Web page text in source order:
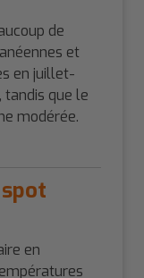
de
et
en juillet-
tandis que le
modérée.
en